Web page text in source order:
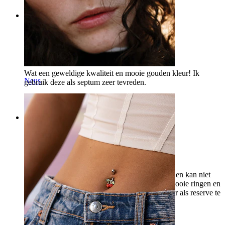
Neus
Rating
Hele mooie kwaliteit
Wat een geweldige kwaliteit en mooie gouden kleur! Ik
gebruik deze als septum zeer tevreden.
Sam
Geverifieerde aankoop
Rating
Super tevreden
Ik heb zowel voor mijn neus als lippen gekocht en kan niet
anders dan zeggen dat ik super tevreden ben. Mooie ringen en
gemakkelijk aan te brengen. Overweeg om meer als reserve te
kopen.
Tova Geverifieerde aankoop